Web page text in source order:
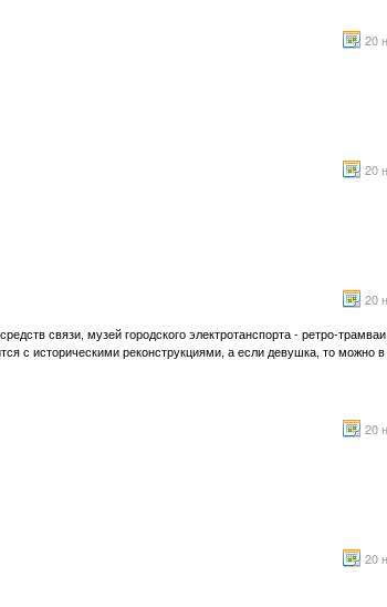
20
20
20
связи, музей городского электротанспорта - ретро-
с историческими реконструкциями, а если девушка, то можно
20
20